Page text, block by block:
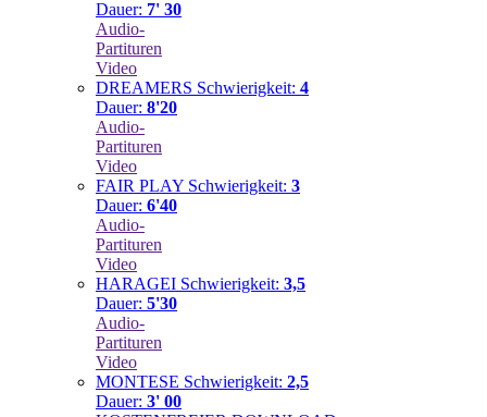
Dauer: 7' 30
Audio-
Partituren
Video
DREAMERS Schwierigkeit: 4
Dauer: 8'20
Audio-
Partituren
Video
FAIR PLAY Schwierigkeit: 3
Dauer: 6'40
Audio-
Partituren
Video
HARAGEI Schwierigkeit: 3,5
Dauer: 5'30
Audio-
Partituren
Video
MONTESE Schwierigkeit: 2,5
Dauer: 3' 00